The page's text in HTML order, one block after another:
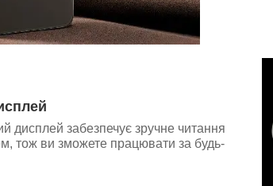
дисплей забезпечує зручне читання
тож ви зможете працювати за будь-